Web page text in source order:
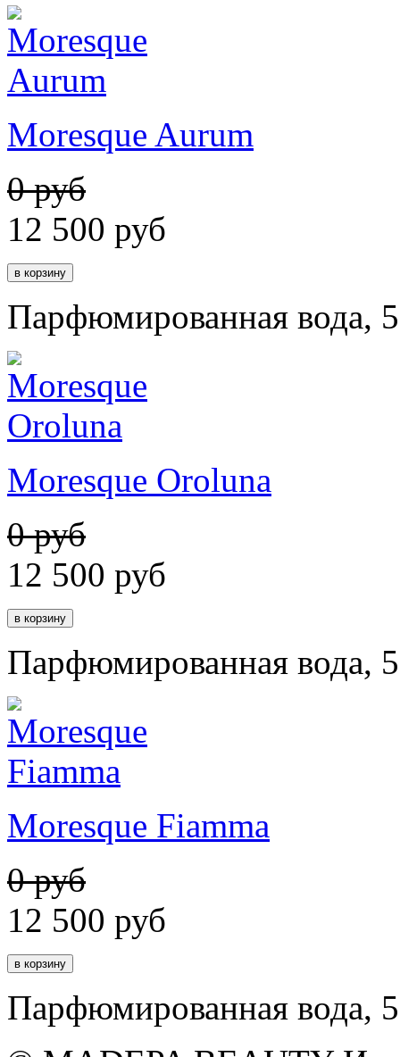
Moresque Aurum
0 руб
12 500 руб
Парфюмированная вода,
Moresque Oroluna
0 руб
12 500 руб
Парфюмированная вода,
Moresque Fiamma
0 руб
12 500 руб
Парфюмированная вода,